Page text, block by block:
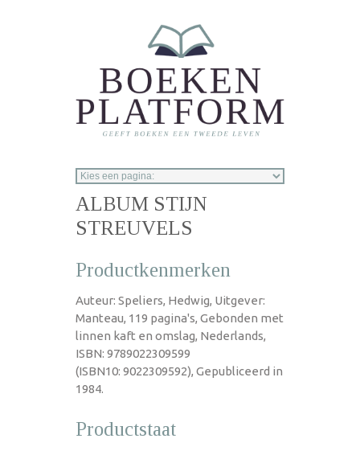
ALBUM STIJN
STREUVELS
Productkenmerken
Auteur: Speliers, Hedwig, Uitgever:
Manteau, 119 pagina's, Gebonden met
linnen kaft en omslag, Nederlands,
ISBN: 9789022309599
(ISBN10: 9022309592), Gepubliceerd in
1984.
Productstaat